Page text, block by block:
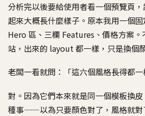
分析完以後要給使用者看一個預覽頁
起來大概長什麼樣子。原本我用一個
Hero 區、三欄 Features、價格方案
站，出來的 layout 都一樣，只是換個
老闆一看就問：「這六個風格長得都一
對。因為它們本來就是同一個模板換
種事——以為只要顏色對了，風格就對